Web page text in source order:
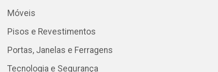
Móveis
Pisos e Revestimentos
Portas, Janelas e Ferragens
Tecnologia e Segurança